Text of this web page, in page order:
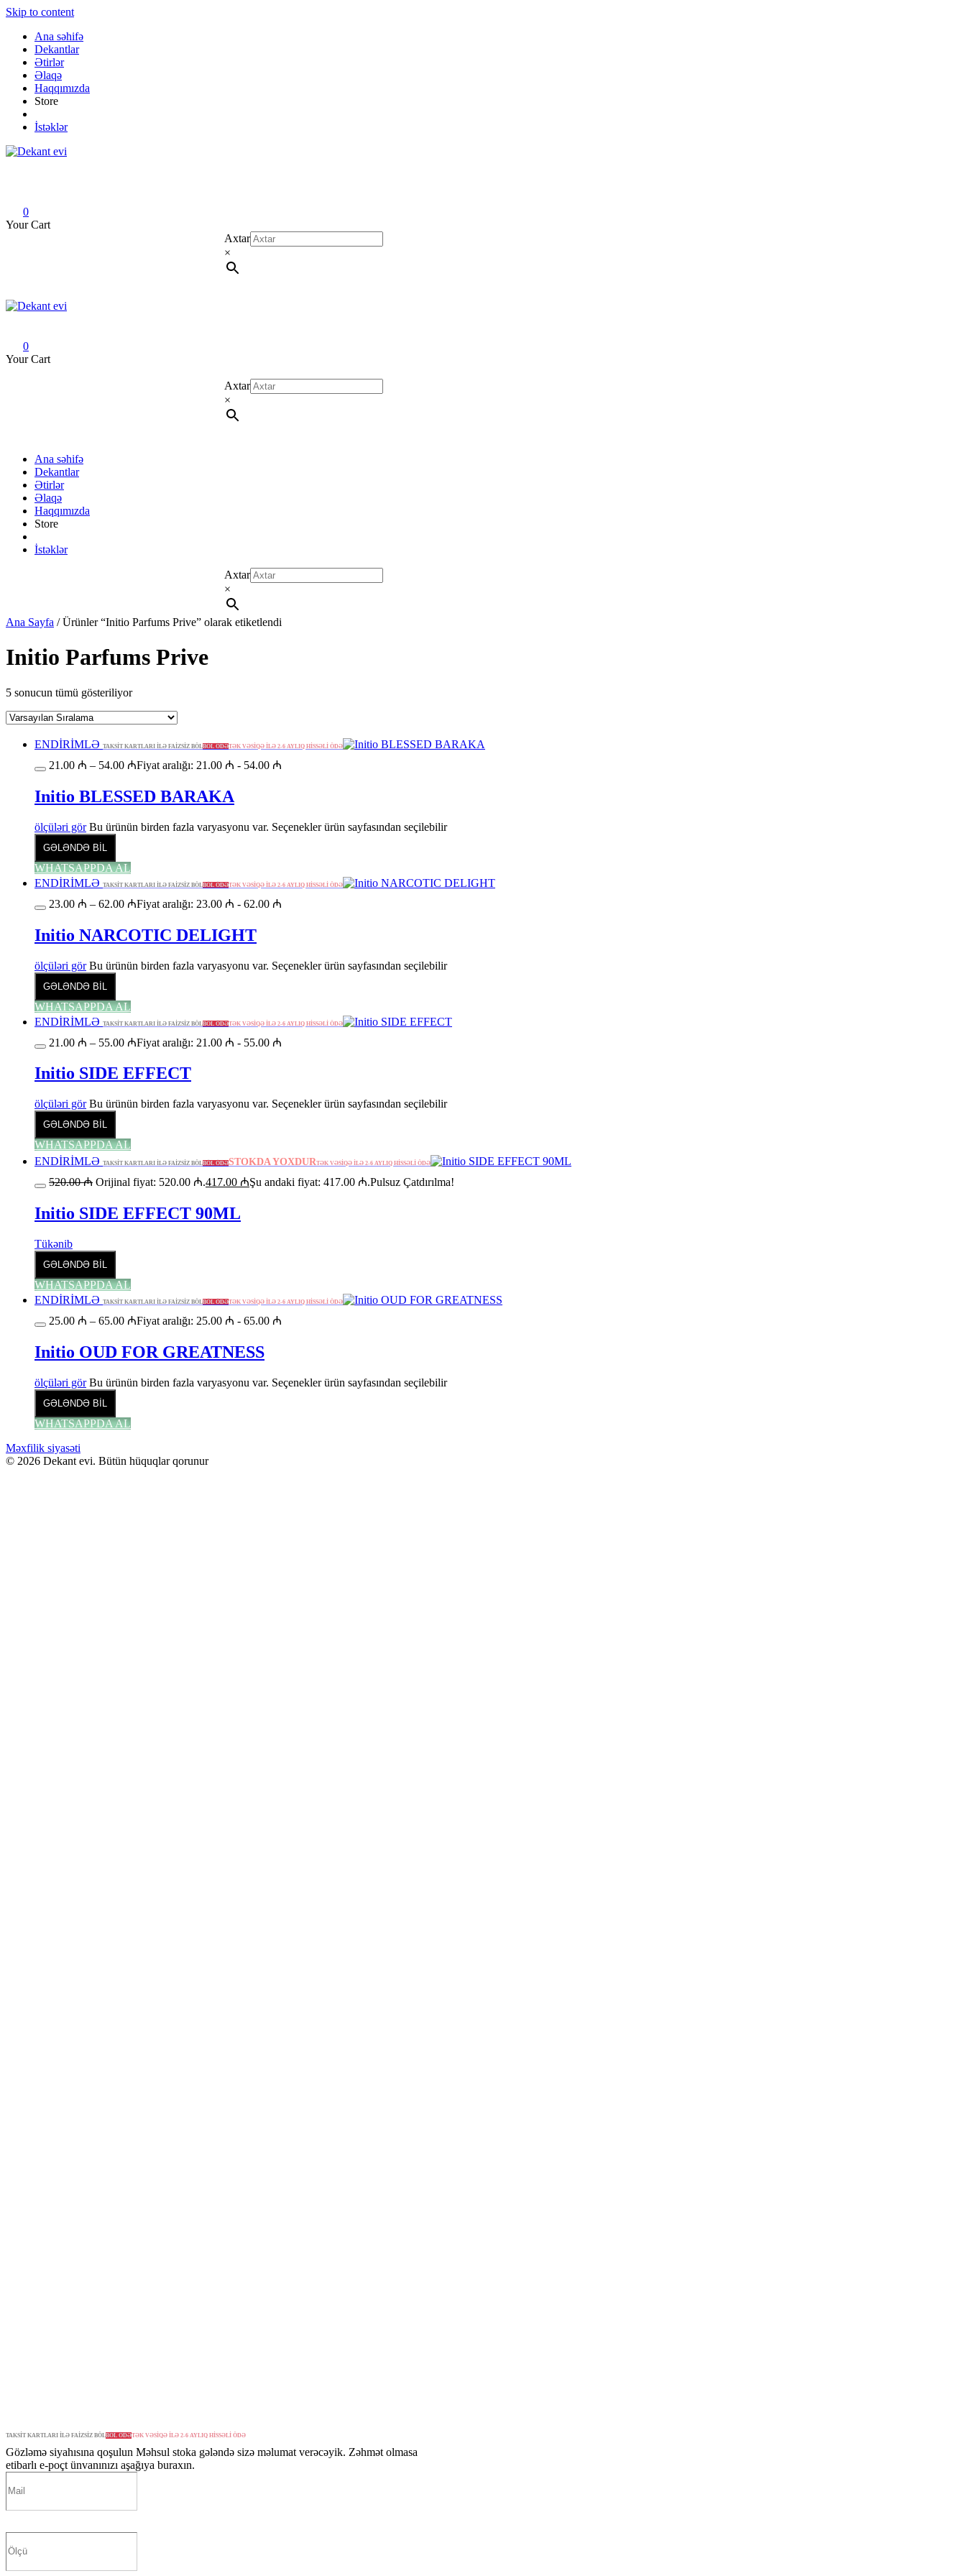
Skip to content
Ana səhifə
Dekantlar
Ətirlər
Əlaqə
Haqqımızda
Store
İstəklər
0
Your Cart
Axtar
×
0
Your Cart
Axtar
×
Ana səhifə
Dekantlar
Ətirlər
Əlaqə
Haqqımızda
Store
İstəklər
Axtar
×
Ana Sayfa / Ürünler “Initio Parfums Prive” olarak etiketlendi
Initio Parfums Prive
5 sonucun tümü gösteriliyor
ENDİRİMLƏ TAKSİT KARTLARI İLƏ FAİZSİZ BÖLBÖL ÖDƏTƏK VƏSİQƏ İLƏ 2-6 AYLIQ HİSSƏLİ ÖDƏ
21.00 ₼ – 54.00 ₼Fiyat aralığı: 21.00 ₼ - 54.00 ₼
Initio BLESSED BARAKA
ölçüləri gör Bu ürünün birden fazla varyasyonu var. Seçenekler ürün sayfasından seçilebilir
GƏLƏNDƏ BİL
WHATSAPPDA AL
ENDİRİMLƏ TAKSİT KARTLARI İLƏ FAİZSİZ BÖLBÖL ÖDƏTƏK VƏSİQƏ İLƏ 2-6 AYLIQ HİSSƏLİ ÖDƏ
23.00 ₼ – 62.00 ₼Fiyat aralığı: 23.00 ₼ - 62.00 ₼
Initio NARCOTIC DELIGHT
ölçüləri gör Bu ürünün birden fazla varyasyonu var. Seçenekler ürün sayfasından seçilebilir
GƏLƏNDƏ BİL
WHATSAPPDA AL
ENDİRİMLƏ TAKSİT KARTLARI İLƏ FAİZSİZ BÖLBÖL ÖDƏTƏK VƏSİQƏ İLƏ 2-6 AYLIQ HİSSƏLİ ÖDƏ
21.00 ₼ – 55.00 ₼Fiyat aralığı: 21.00 ₼ - 55.00 ₼
Initio SIDE EFFECT
ölçüləri gör Bu ürünün birden fazla varyasyonu var. Seçenekler ürün sayfasından seçilebilir
GƏLƏNDƏ BİL
WHATSAPPDA AL
ENDİRİMLƏ TAKSİT KARTLARI İLƏ FAİZSİZ BÖLBÖL ÖDƏSTOKDA YOXDURTƏK VƏSİQƏ İLƏ 2-6 AYLIQ HİSSƏLİ ÖDƏ
520.00₼ Orijinal fiyat: 520.00 ₼.417.00 ₼Şu andaki fiyat: 417.00 ₼.Pulsuz Çatdırılma!
Initio SIDE EFFECT 90ML
Tükənib
GƏLƏNDƏ BİL
WHATSAPPDA AL
ENDİRİMLƏ TAKSİT KARTLARI İLƏ FAİZSİZ BÖLBÖL ÖDƏTƏK VƏSİQƏ İLƏ 2-6 AYLIQ HİSSƏLİ ÖDƏ
25.00 ₼ – 65.00 ₼Fiyat aralığı: 25.00 ₼ - 65.00 ₼
Initio OUD FOR GREATNESS
ölçüləri gör Bu ürünün birden fazla varyasyonu var. Seçenekler ürün sayfasından seçilebilir
GƏLƏNDƏ BİL
WHATSAPPDA AL
Məxfilik siyasəti
© 2026 Dekant evi. Bütün hüquqlar qorunur
TAKSİT KARTLARI İLƏ FAİZSİZ BÖLBÖL ÖDƏTƏK VƏSİQƏ İLƏ 2-6 AYLIQ HİSSƏLİ ÖDƏ
Gözləmə siyahısına qoşulun Məhsul stoka gələndə sizə məlumat verəcəyik. Zəhmət olmasa
etibarlı e-poçt ünvanınızı aşağıya buraxın.